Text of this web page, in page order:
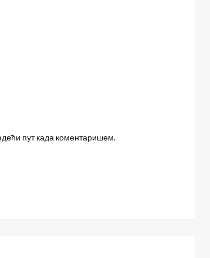
пут када коментаришем.